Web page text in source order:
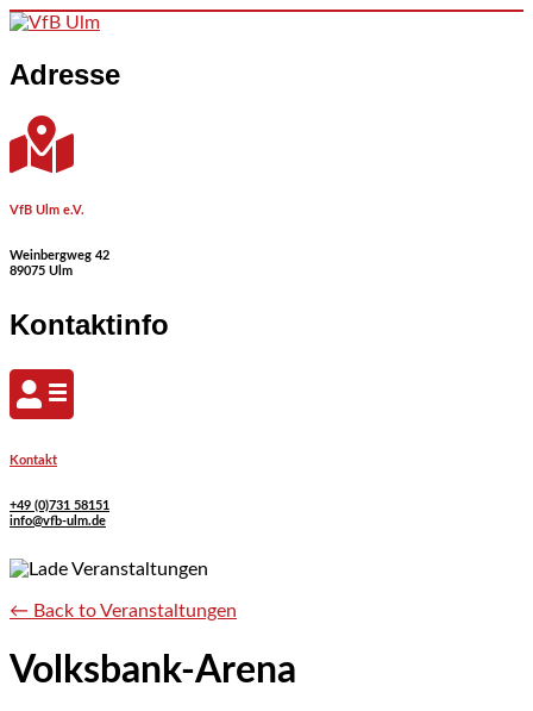
Skip to content
Adresse
VfB Ulm e.V.
Weinbergweg 42
89075 Ulm
Kontaktinfo
Kontakt
+49 (0)731 58151
info@vfb-ulm.de
← Back to Veranstaltungen
Volksbank-Arena